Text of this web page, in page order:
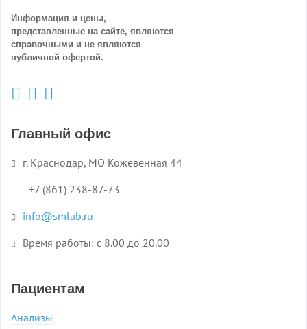
Информация и цены,
представленные на сайте, являются
справочными и не являются
публичной офертой.
Пациентам
Анализы
Главный офис
г. Краснодар, МО Кожевенная 44
+7 (861) 238-87-73
info@smlab.ru
Время работы: с 8.00 до 20.00